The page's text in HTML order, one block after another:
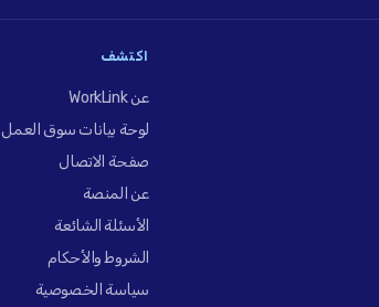
اكتشف
عن WorkLink
لوحة بيانات سوق العمل
صفحة الاتصال
عن المنصة
الأسئلة الشائعة
الشروط والأحكام
سياسة الخصوصية